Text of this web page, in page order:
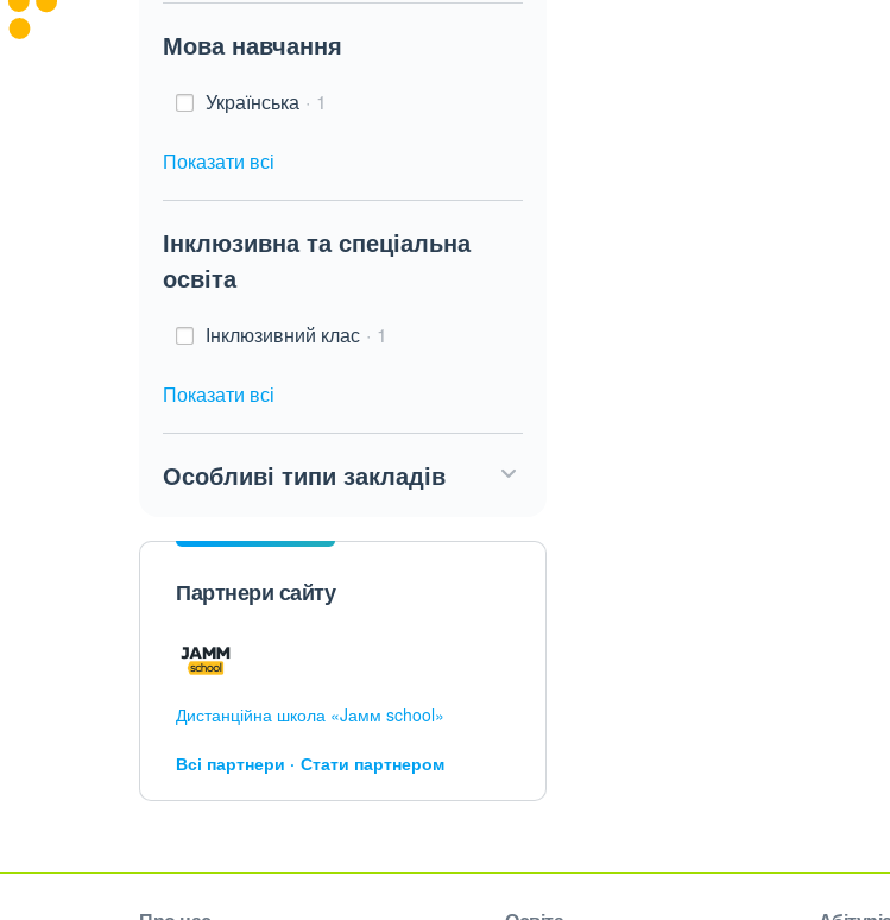
Мова навчання
Українська 1
Показати всі
Інклюзивна та спеціальна
освіта
Інклюзивний клас 1
Показати всі
Особливі типи закладів
Партнери сайту
Дистанційна школа «Jамм school»
Всі партнери Стати партнером